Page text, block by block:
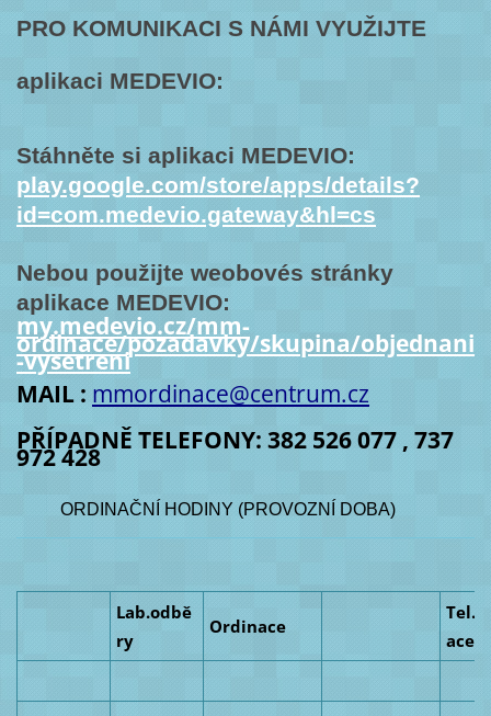
PRO KOMUNIKACI S NÁMI VYUŽIJTE
aplikaci MEDEVIO:
Stáhněte si aplikaci MEDEVIO:
play.google.com/store/apps/details?
id=com.medevio.gateway&hl=cs
Nebou použijte weobovés stránky
aplikace MEDEVIO:
my.medevio.cz/mm-
ordinace/pozadavky/skupina/objednani
-vysetreni
MAIL : mmordinace@centrum.cz
PŘÍPADNĚ TELEFONY: 382 526 077 , 737
972 428
ORDINAČNÍ HODINY (PROVOZNÍ DOBA)
Lab.odbě
ry
Ordinace
ace